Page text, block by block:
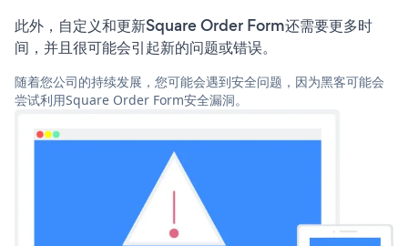
此外，自定义和更新Square Order Form还需要更多时
间，并且很可能会引起新的问题或错误。
随着您公司的持续发展，您可能会遇到安全问题，因为黑客可能会
尝试利用Square Order Form安全漏洞。